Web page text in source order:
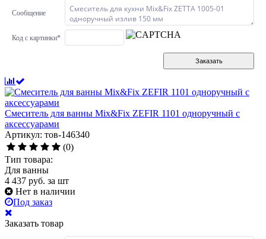
Сообщение
Код с картинки*
Заказать
Смеситель для ванны Mix&Fix ZEFIR 1101 одноручный с
аксессуарами
Артикул: тов-146340
(0)
Тип товара:
Для ванны
4 437 руб. за шт
Нет в наличии
Под заказ
Заказать товар